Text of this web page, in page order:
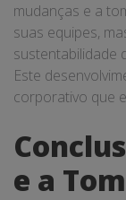
mudanças e a
suas equipes,
sustentabilidade
Este
corporativo que
e a